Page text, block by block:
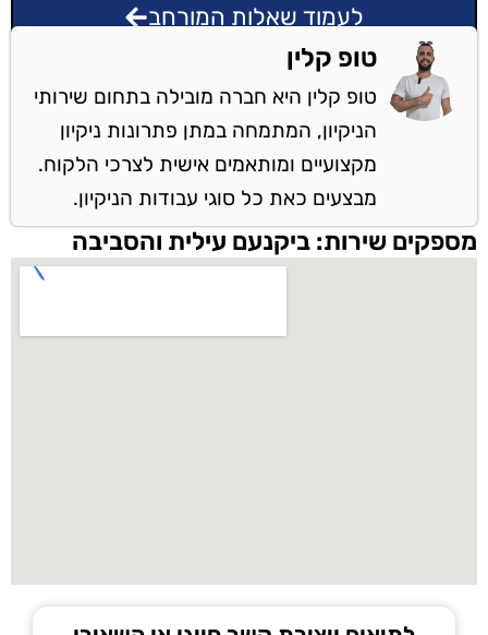
לעמוד שאלות המורחב
טופ קלין
טופ קלין היא חברה מובילה בתחום שירותי
הניקיון, המתמחה במתן פתרונות ניקיון
מקצועיים ומותאמים אישית לצרכי הלקוח.
מבצעים כאת כל סוגי עבודות הניקיון.
מספקים שירות: ביקנעם עילית והסביבה